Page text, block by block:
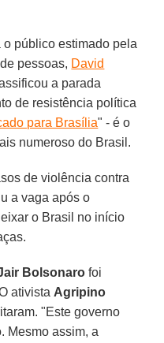
público estimado pela
pessoas, David
a parada
de resistência política
para Brasília" - é o
numeroso do Brasil.
de violência contra
a vaga após o
o Brasil no início
Bolsonaro foi
ativista Agripino
"Este governo
Mesmo assim, a